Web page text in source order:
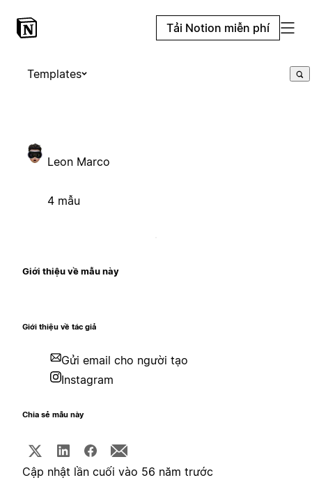
Tải Notion miễn phí
Templates
Leon Marco
4 mẫu
Giới thiệu về mẫu này
Giới thiệu về tác giả
Gửi email cho người tạo
Instagram
Chia sẻ mẫu này
Cập nhật lần cuối vào 56 năm trước